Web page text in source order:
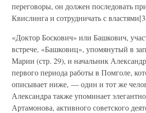
переговоры, он должен последовать
Квислинга и сотрудничать с
«Доктор Боскович» или Башкович,
встрече, «Башковиц», упомянутый в
Марии (стр. 29), и начальник
первого периода работы в Помголе,
описывает ниже, — один и тот же
Александра также упоминает
Артамонова, активного советского